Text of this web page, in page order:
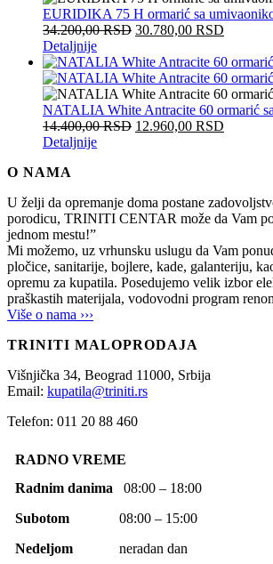
EURIDIKA 75 H ormarić sa
34.200,00RSD 30.780,00 RSD
Detaljnije
NATALIA White Antracite 60 ormarić
14.400,00RSD 12.960,00 RSD
Detaljnije
O NAMA
U želji da opremanje doma postane
porodicu, TRINITI CENTAR može da Vam
jednom mestu!”
Mi možemo, uz vrhunsku uslugu da Vam
pločice, sanitarije, bojlere, kade, galanteriju,
opremu za kupatila. Posedujemo velik izbor
praškastih materijala, vodovodni program
Više o nama ›››
TRINITI MALOPRODAJA
Višnjička 34, Beograd 11000, Srbija
Email: kupatila@triniti.rs
Telefon: 011 20 88 460
RADNO VREME
Radnim danima 08:00 – 18:00
Subotom 08:00 – 15:00
Nedeljom neradan dan